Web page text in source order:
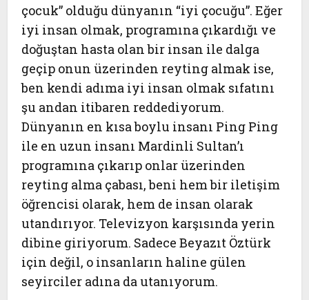
çocuk” olduğu dünyanın “iyi çocuğu”. Eğer
iyi insan olmak, programına çıkardığı ve
doğuştan hasta olan bir insan ile dalga
geçip onun üzerinden reyting almak ise,
ben kendi adıma iyi insan olmak sıfatını
şu andan itibaren reddediyorum.
Dünyanın en kısa boylu insanı Ping Ping
ile en uzun insanı Mardinli Sultan’ı
programına çıkarıp onlar üzerinden
reyting alma çabası, beni hem bir iletişim
öğrencisi olarak, hem de insan olarak
utandırıyor. Televizyon karşısında yerin
dibine giriyorum. Sadece Beyazıt Öztürk
için değil, o insanların haline gülen
seyirciler adına da utanıyorum.